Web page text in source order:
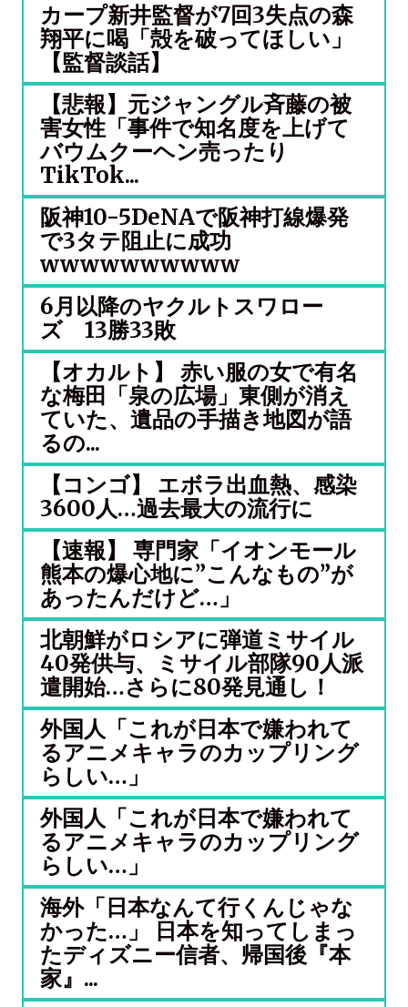
カープ新井監督が7回3失点の森
翔平に喝「殻を破ってほしい」
【監督談話】
【悲報】元ジャングル斉藤の被
害女性「事件で知名度を上げて
バウムクーヘン売ったり
TikTok...
阪神10-5DeNAで阪神打線爆発
で3タテ阻止に成功
wwwwwwwwww
6月以降のヤクルトスワロー
ズ 13勝33敗
【オカルト】 赤い服の女で有名
な梅田「泉の広場」東側が消え
ていた、遺品の手描き地図が語
るの...
【コンゴ】 エボラ出血熱、感染
3600人…過去最大の流行に
【速報】 専門家「イオンモール
熊本の爆心地に”こんなもの”が
あったんだけど…」
北朝鮮がロシアに弾道ミサイル
40発供与、ミサイル部隊90人派
遣開始…さらに80発見通し！
外国人「これが日本で嫌われて
るアニメキャラのカップリング
らしい…」
外国人「これが日本で嫌われて
るアニメキャラのカップリング
らしい…」
海外「日本なんて行くんじゃな
かった…」 日本を知ってしまっ
たディズニー信者、帰国後『本
家』...